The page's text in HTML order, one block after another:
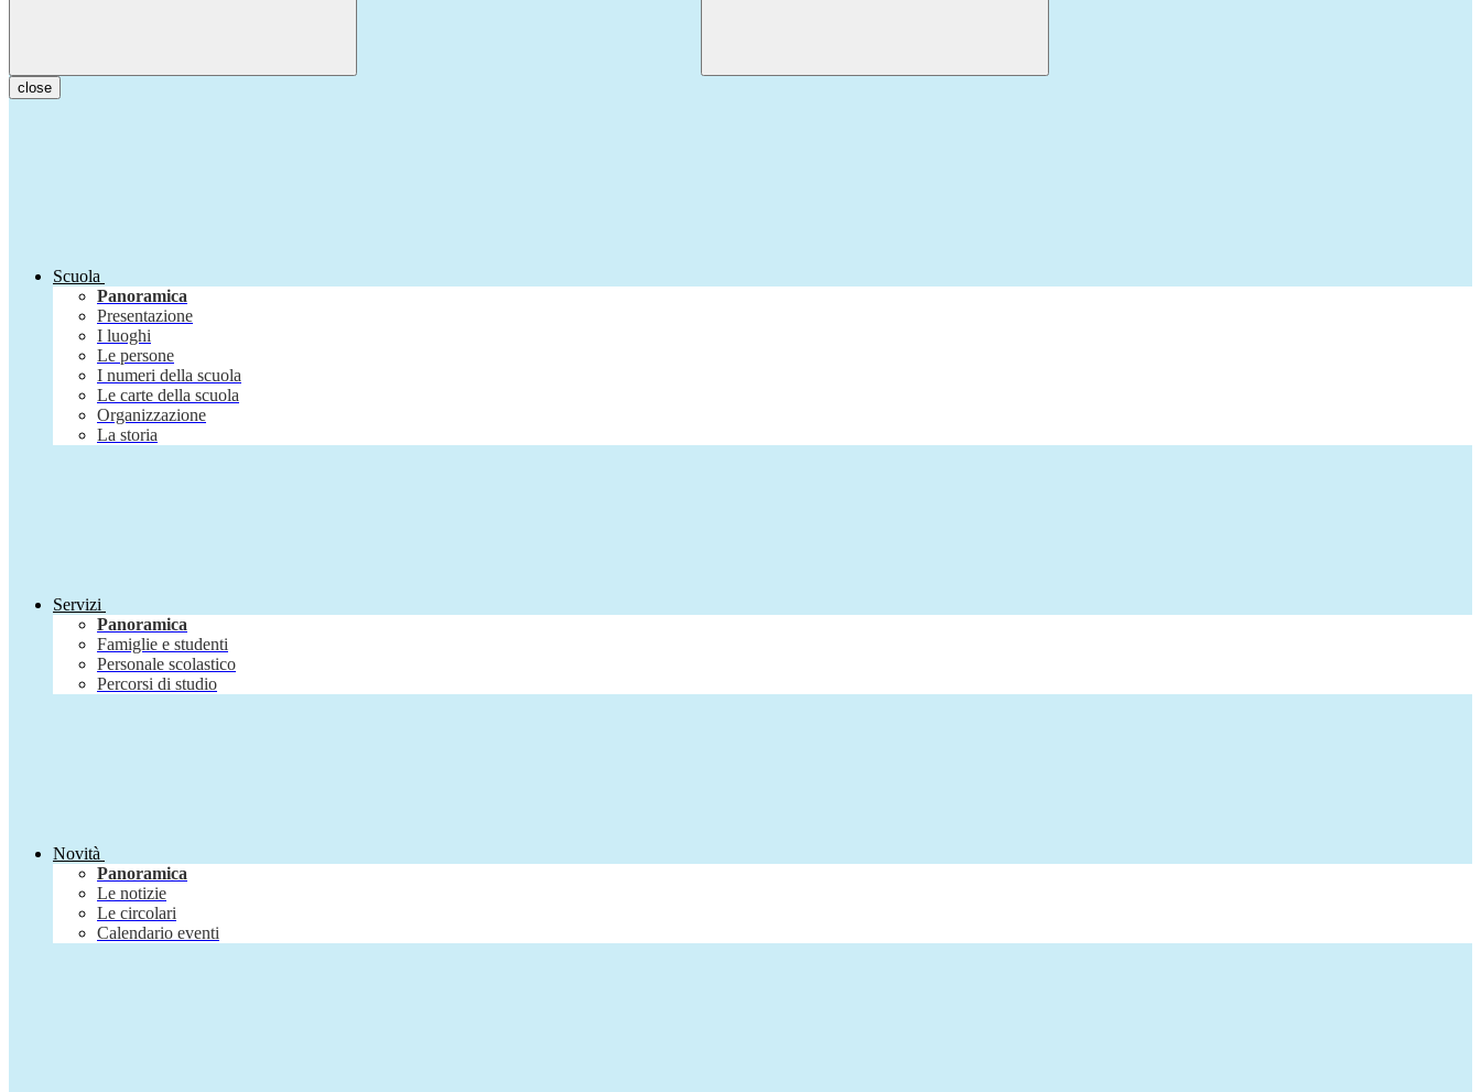
close
Scuola
Panoramica
Presentazione
I luoghi
Le persone
I numeri della scuola
Le carte della scuola
Organizzazione
La storia
Servizi
Panoramica
Famiglie e studenti
Personale scolastico
Percorsi di studio
Novità
Panoramica
Le notizie
Le circolari
Calendario eventi